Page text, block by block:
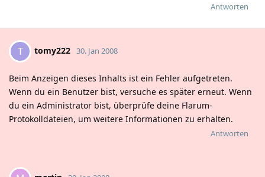
Antworten
T tomy222 30. Jan 2008
Beim Anzeigen dieses Inhalts ist ein Fehler aufgetreten.
Wenn du ein Benutzer bist, versuche es später erneut. Wenn
du ein Administrator bist, überprüfe deine Flarum-
Protokolldateien, um weitere Informationen zu erhalten.
Antworten